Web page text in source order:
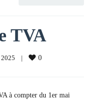
TVA
2025 | 0
à compter du 1er mai